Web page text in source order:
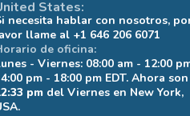
States:
necesita hablar con nosotros,
llame al +1 646 206 6071
de oficina:
- Viernes: 08:00 am - 12:00
pm - 18:00 pm EDT. Ahora
pm del Viernes en New York,